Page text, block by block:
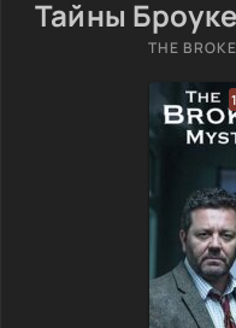
Тайны
THE